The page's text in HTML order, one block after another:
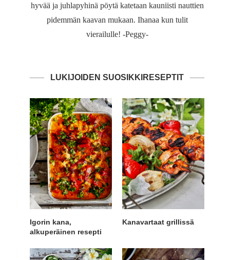
hyvää ja juhlapyhinä pöytä katetaan kauniisti nauttien
pidemmän kaavan mukaan. Ihanaa kun tulit
vierailulle! -Peggy-
LUKIJOIDEN SUOSIKKIRESEPTIT
Igorin kana,
alkuperäinen resepti
Kanavartaat grillissä